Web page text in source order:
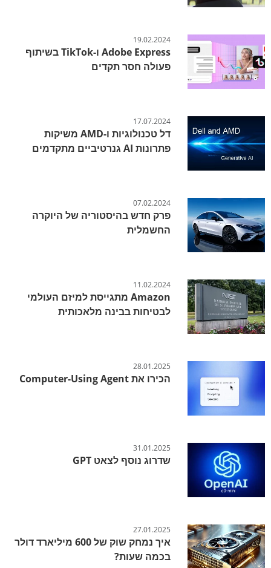
19.02.2024
Adobe Express ו-TikTok בשיתוף
פעולה חסר תקדים
17.07.2024
דל טכנולוגיות ו-AMD משיקות
פתרונות AI גנרטיביים מתקדמים
07.02.2024
פרק חדש בהיסטוריה של היוקרה
החשמלית
11.02.2024
Amazon מתגייסת למיזם העולמי
לבטיחות בבינה מלאכותית
28.01.2025
הכירו את Computer-Using Agent
31.01.2025
שדרוג נוסף לצאט GPT
27.01.2025
איך נמחק שוק של 600 מיליארד דולר
בכמה שעות?